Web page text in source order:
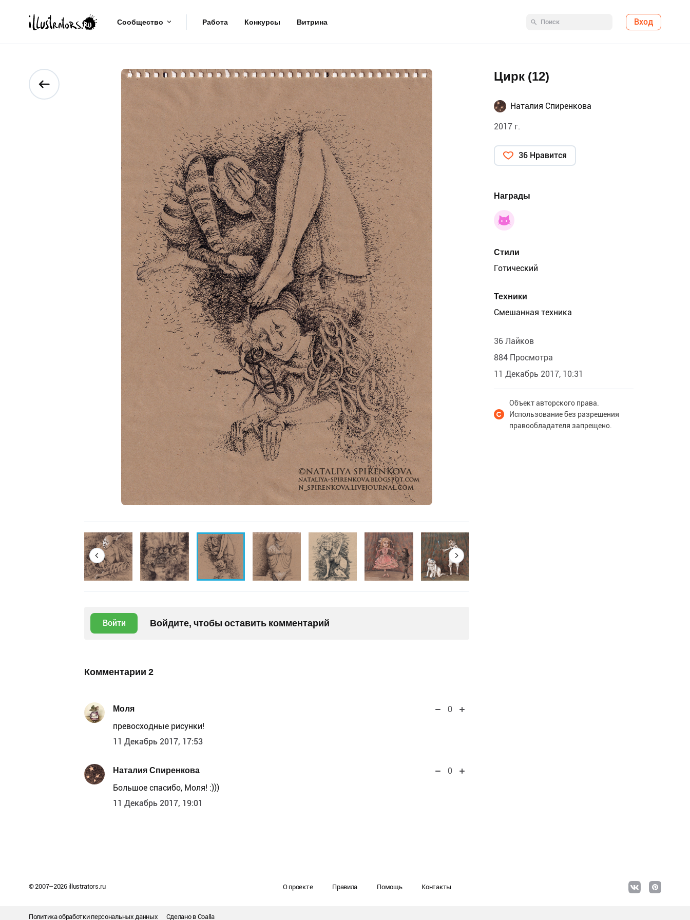
Сообщество Работа Конкурсы Витрина Вход
Войти Войдите, чтобы оставить комментарий
Комментарии 2
Моля
0
превосходные рисунки!
11 Декабрь 2017, 17:53
Наталия Спиренкова
0
Большое спасибо, Моля! :)))
11 Декабрь 2017, 19:01
Цирк (12)
Наталия Спиренкова
2017 г.
36 Нравится
Награды
Стили
Готический
Техники
Смешанная техника
36 Лайков
884 Просмотра
11 Декабрь 2017, 10:31
Объект авторского права.
Использование без разрешения
правообладателя запрещено.
© 2007–2026illustrators.ru О проекте Правила Помощь Контакты
Политика обработки персональных данных Сделано в Coalla